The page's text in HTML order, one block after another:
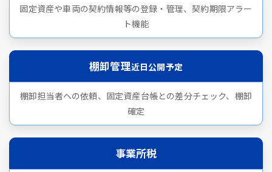
固定資産や車両の契約情報等の登録・管理、契約期限アラー
ト機能
棚卸管理近日公開予定
棚卸担当者への依頼、固定資産台帳との差分チェック、棚卸
確定
事業所税